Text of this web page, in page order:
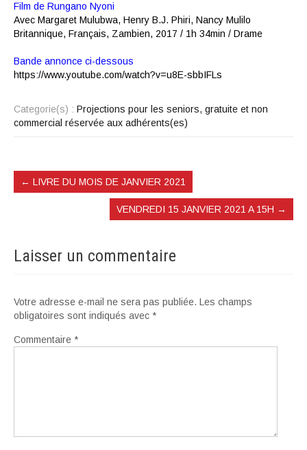
Film de Rungano Nyoni
Avec Margaret Mulubwa, Henry B.J. Phiri, Nancy Mulilo
Britannique, Français, Zambien, 2017 / 1h 34min / Drame
Bande annonce ci-dessous
https://www.youtube.com/watch?v=u8E-sbbIFLs
Categorie(s) : Projections pour les seniors, gratuite et non
commercial réservée aux adhérents(es)
← LIVRE DU MOIS DE JANVIER 2021
VENDREDI 15 JANVIER 2021 A 15H →
Laisser un commentaire
Votre adresse e-mail ne sera pas publiée. Les champs
obligatoires sont indiqués avec *
Commentaire *